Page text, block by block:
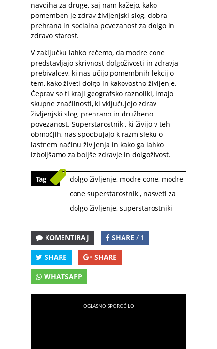
navdiha za druge, saj nam kažejo, kako
pomemben je zdrav življenjski slog, dobra
prehrana in socialna povezanost za dolgo in
zdravo starost.
V zaključku lahko rečemo, da modre cone
predstavljajo skrivnost dolgoživosti in zdravja
prebivalcev, ki nas učijo pomembnih lekcij o
tem, kako živeti dolgo in kakovostno življenje.
Čeprav so ti kraji geografsko raznoliki, imajo
skupne značilnosti, ki vključujejo zdrav
življenjski slog, prehrano in družbeno
povezanost. Superstarostniki, ki živijo v teh
območjih, nas spodbujajo k razmisleku o
lastnem načinu življenja in kako ga lahko
izboljšamo za boljše zdravje in dolgoživost.
Tag dolgo življenje, modre cone, modre
cone superstarostniki, nasveti za
dolgo življenje, superstarostniki
KOMENTIRAJ SHARE / 1
SHARE SHARE
WHATSAPP